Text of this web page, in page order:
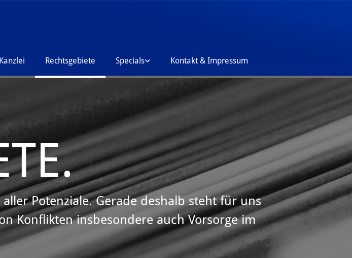
Rechtsgebiete Specials Kontakt & Impressum
Potenziale. Gerade deshalb steht für uns
Konflikten insbesondere auch Vorsorge im